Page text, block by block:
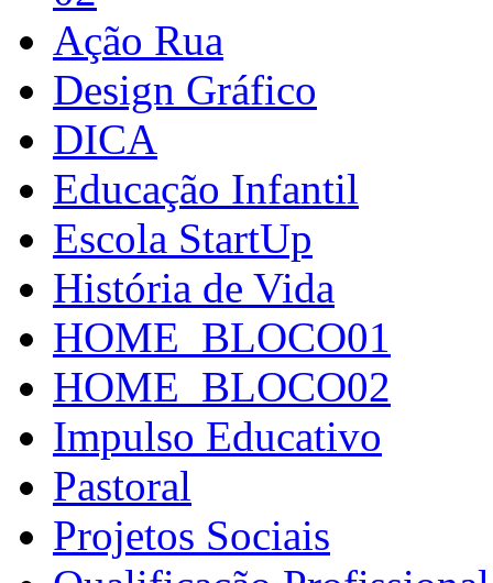
Ação Rua
Design Gráfico
DICA
Educação Infantil
Escola StartUp
História de Vida
HOME_BLOCO01
HOME_BLOCO02
Impulso Educativo
Pastoral
Projetos Sociais